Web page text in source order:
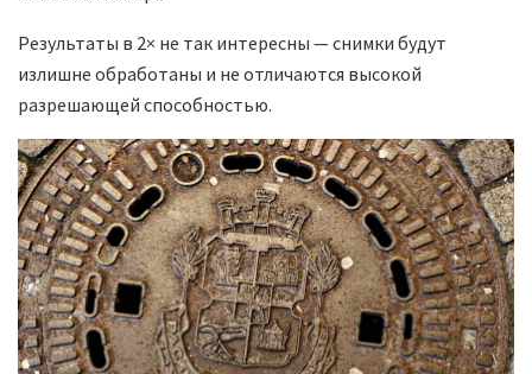
Результаты в 2× не так интересны — снимки будут
излишне обработаны и не отличаются высокой
разрешающей способностью.